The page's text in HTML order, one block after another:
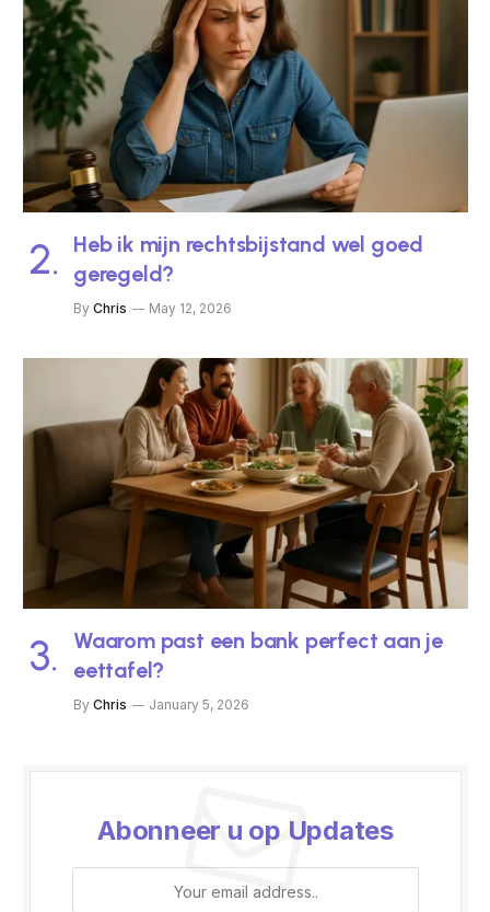
Heb ik mijn rechtsbijstand wel goed
geregeld?
By Chris May 12, 2026
Waarom past een bank perfect aan je
eettafel?
By Chris January 5, 2026
Abonneer u op Updates